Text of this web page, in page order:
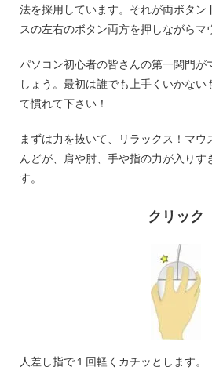
法を採用しています。それが両ボタン
スの左右のボタン両方を押しながらマ
パソコン初心者の皆さんの第一関門が
しょう。最初は誰でも上手くいかない
て慣れて下さい！
まずは力を抜いて、リラックス！マウ
んどが、肩や肘、手や指の力が入り
す。
クリック
人差し指で１回軽くカチッとします。